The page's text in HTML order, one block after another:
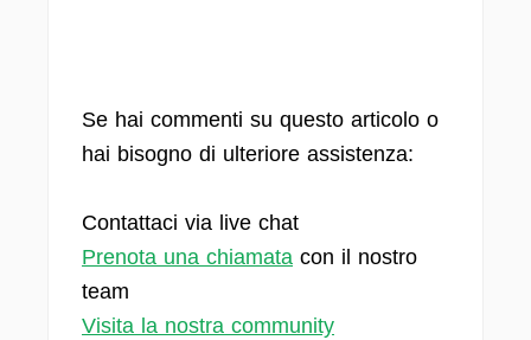
Se hai commenti su questo articolo o
hai bisogno di ulteriore assistenza:
Contattaci via live chat
Prenota una chiamata con il nostro
team
Visita la nostra community